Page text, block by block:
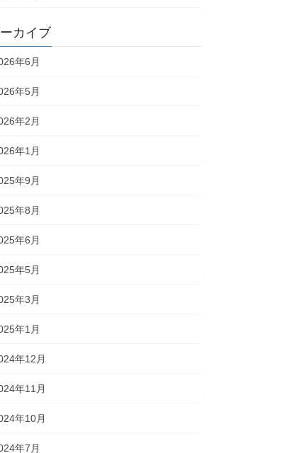
カイブ
年6月
年5月
年2月
年1月
年9月
年8月
年6月
年5月
年3月
年1月
年12月
年11月
年10月
年7月